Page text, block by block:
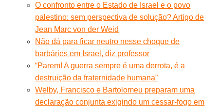
O confronto entre o Estado de Israel e o povo
palestino: sem perspectiva de solução? Artigo de
Jean Marc von der Weid
Não dá para ficar neutro nesse choque de
barbáries em Israel, diz professor
“Parem! A guerra sempre é uma derrota, é a
destruição da fraternidade humana”
Welby, Francisco e Bartolomeu preparam uma
declaração conjunta exigindo um cessar-fogo em